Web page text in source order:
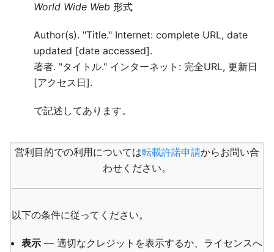
World Wide Web 形式
Author(s). "Title." Internet: complete URL, date
updated [date accessed].
著者. "タイトル." インターネット: 完全URL, 更新日
[アクセス日].
で記述してあります。
営利目的での利用については転載許諾申請からお問い合
わせください。
以下の条件に従ってください。
表示 — 適切なクレジットを表示するか、ライセンスへ